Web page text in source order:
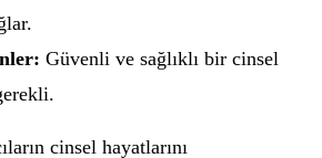
Güvenli ve sağlıklı bir cinsel
cinsel hayatlarını